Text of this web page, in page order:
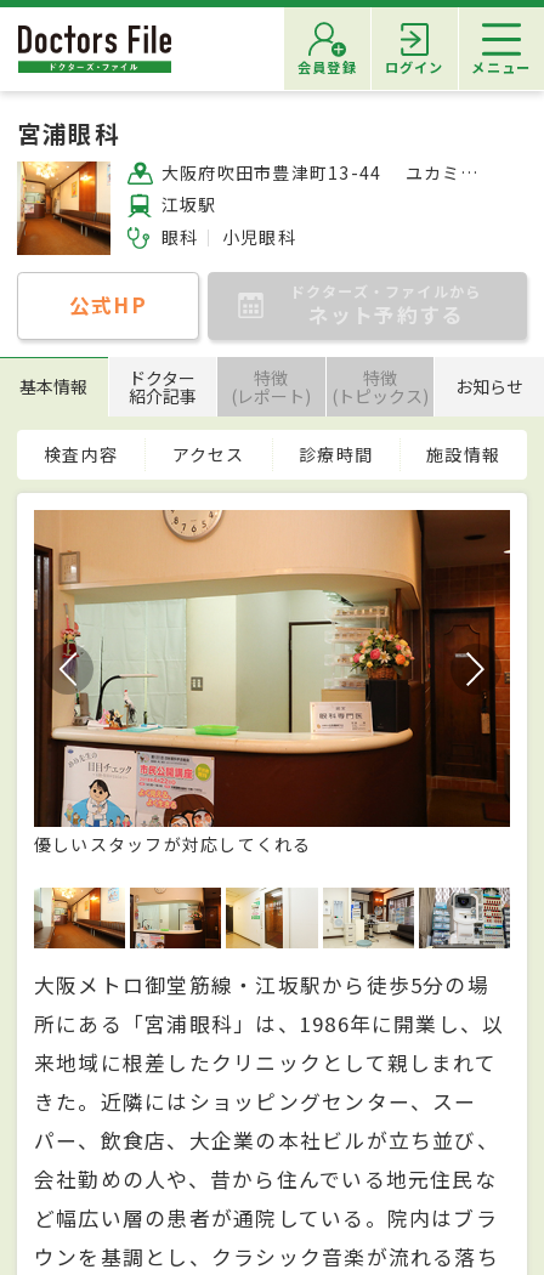
会員登録 ログイン メニュー
宮浦眼科
大阪府吹田市豊津町13-44 ユカミ江坂ビル205号
江坂駅
眼科
小児眼科
公式HP ドクターズ・ファイルから
ネット予約する
基本情報 ドクター
紹介記事
特徴
(レポート)
特徴
(トピックス) お知らせ
検査内容 アクセス 診療時間 施設情報
優しいスタッフが対応してくれる
大阪メトロ御堂筋線・江坂駅から徒歩5分の場
所にある「宮浦眼科」は、1986年に開業し、以
来地域に根差したクリニックとして親しまれて
きた。近隣にはショッピングセンター、スー
パー、飲食店、大企業の本社ビルが立ち並び、
会社勤めの人や、昔から住んでいる地元住民な
ど幅広い層の患者が通院している。院内はブラ
ウンを基調とし、クラシック音楽が流れる落ち